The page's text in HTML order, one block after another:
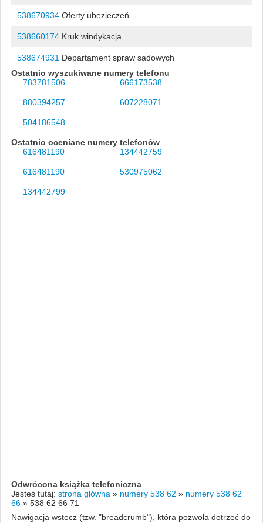
538670934Oferty ubezieczeń.
538660174Kruk windykacja
538674931 Departament spraw sadowych
Ostatnio wyszukiwane numery telefonu
783781506
666173538
880394257 607228071
504186548
Ostatnio oceniane numery telefonów
616481190
134442759
616481190 530975062
134442799
Odwrócona książka telefoniczna
Jesteś tutaj: strona główna » numery 538 62 » numery 538 62
66 » 538 62 66 71
Nawigacja wstecz (tzw. "breadcrumb"), która pozwola dotrzeć do